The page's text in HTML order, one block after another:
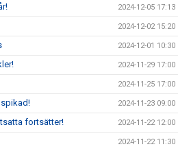
2024-12-05 17:13
2024-12-02 15:20
2024-12-01 10:30
2024-11-29 17:00
2024-11-25 17:00
2024-11-23 09:00
fortsätter! 2024-11-22 12:00
2024-11-22 11:30